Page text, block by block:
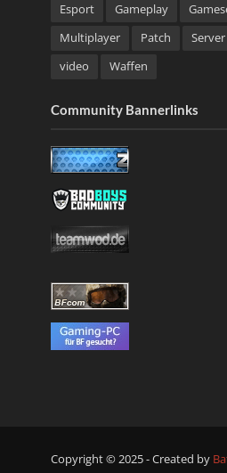
Esport
Gameplay
Multiplayer
Patch Server
video
Waffen
Community Bannerlinks
Copyright © 2025 - Created by